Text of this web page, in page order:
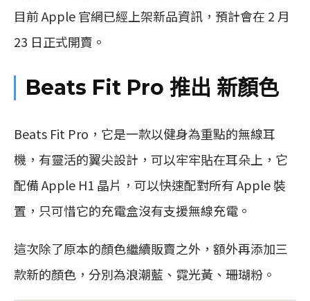
目前 Apple 官網已經上架新品資訊，預計會在 2 月
23 日正式開賣。
Beats Fit Pro 推出 新顏色
Beats Fit Pro，它是一款以健身為重點的無線耳
機，有靈活的翼尖設計，可以牢牢貼在耳朵上，它
配備 Apple H1 晶片，可以快速配對所有 Apple 裝
置，只可惜它的充電盒沒有支援無線充電。
這次除了原本的顏色繼續販賣之外，額外再添加三
款新的顏色，分別為浪潮藍、霓光黃、珊瑚粉。